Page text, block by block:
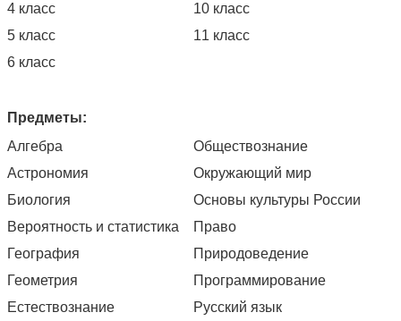
4 класс
5 класс
6 класс
10 класс
11 класс
Предметы:
Алгебра
Астрономия
Биология
Вероятность и статистика
География
Геометрия
Естествознание
Обществознание
Окружающий мир
Основы культуры России
Право
Природоведение
Программирование
Русский язык